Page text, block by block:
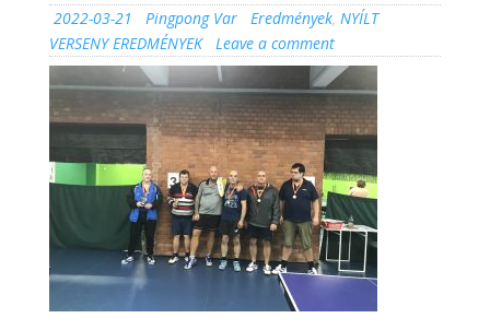
Posted
on
2022-03-21 Author
Pingpong Var Categories
Eredmények, NYÍLT
VERSENY EREDMÉNYEK
Leave a commenton
Nyílt
Verseny
2022.03.20.
Eredmények